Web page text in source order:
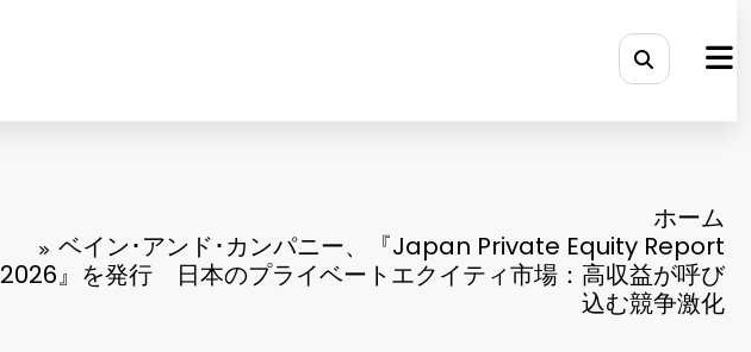
ホーム
ベイン･アンド･カンパニー、『Japan Private Equity Report
2026』を発行 日本のプライベートエクイティ市場：高収益が呼び
込む競争激化